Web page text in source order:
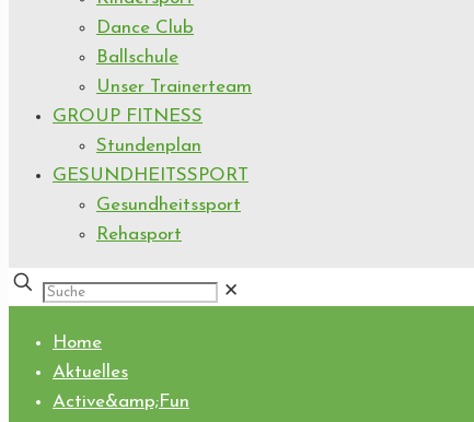
Dance Club
Ballschule
Unser Trainerteam
GROUP FITNESS
Stundenplan
GESUNDHEITSSPORT
Gesundheitssport
Rehasport
✕
Home
Aktuelles
Active&amp;Fun